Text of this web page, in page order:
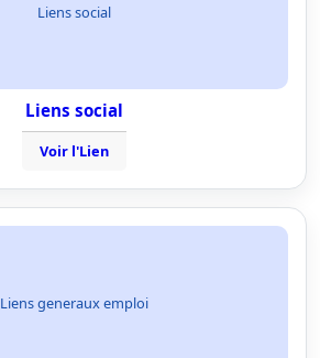
Liens social
Liens social
Voir l'Lien
Liens generaux emploi